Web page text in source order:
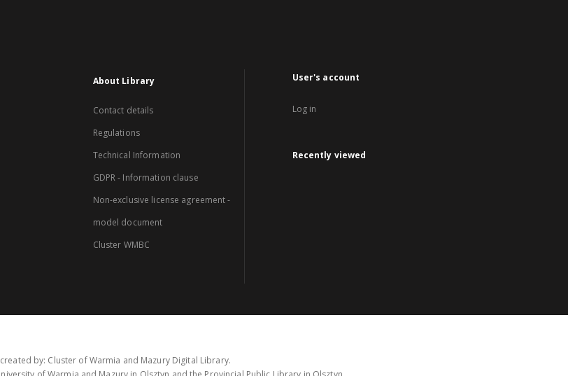
About Library
Contact details
Regulations
Technical Information
GDPR - Information clause
Non-exclusive license agreement -
model document
Cluster WMBC
User's account
Log in
Recently viewed
by: Cluster of Warmia and Mazury Digital Library.